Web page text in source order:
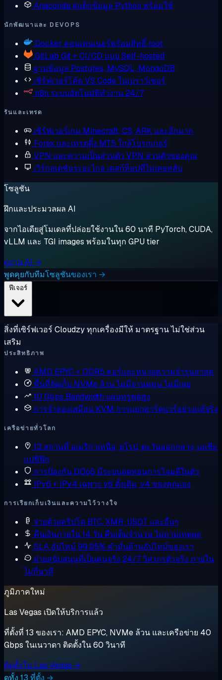
Anaconda สแต็กข้อมูล Python พร้อมใช้
นักพัฒนาและ DEVOPS
Docker คอนเทนเนอร์พร้อมสิทธิ์ root
GitLab Git + CI/CD แบบ Self-hosted
ฐานข้อมูล Postgres, MySQL, MongoDB
เซิร์ฟเวอร์โค้ดVS Code ในเบราว์เซอร์
n8n ระบบอัตโนมัติทำงาน 24/7
รันและเทรด
เซิร์ฟเวอร์เกม Minecraft, CS, ARK และอีกมาก
Forex และเทรดดิ้ง MT5 ใกล้โบรกเกอร์
VPN และความเป็นส่วนตัว VPN ส่วนตัวของคุณ
เวิร์กสเตชันระยะไกล เดสก์ท็อปที่ไม่เคยหลับ
โซลูชัน
ฝึกและประมวลผล AI
จากไอเดียสู่โมเดลที่ปล่อยใช้งานใน 60 นาที PyTorch, CUDA,
vLLM และ TGI images พร้อมในทุก GPU tier
ดูงาน AI →
พูดคุยกับทีมโซลูชันของเรา →
สิ่งที่เซิร์ฟเวอร์ Cloudzy ทุกเครื่องมีให้ มาตรฐาน ไม่ใช่ส่วน
เสริม
ประสิทธิภาพ
AMD EPYC + DDR5 คอร์และหน่วยความจำรุ่นล่าสุด
พื้นที่จัดเก็บ NVMe ล้วนไม่มีจานหมุน ไม่มีเลย
10 Gbps Bandwidth แผนทรูพุตสูง
การจำลองเสมือน KVM การแยกฮาร์ดแวร์อย่างแท้จริง
เครือข่ายทั่วโลก
13 สถานที่ อเมริกาเหนือ, ยุโรป, ตะวันออกกลาง, เอเชีย
แปซิฟิก
การป้องกัน DDoS มีระบบลดทอนการโจมตีในตัว
IPv6 + IPv4 เฉพาะ v6 ดั้งเดิม, v4 ของคุณเอง
การเรียกเก็บเงินและความไว้วางใจ
จ่ายด้วยคริปโต BTC, XMR, USDT และอื่นๆ
คืนเงินภายใน 14 วัน คืนเต็มจำนวน ไม่ถามเหตุผล
SLA อัปไทม์ 99.95% คำมั่นด้านอัปไทม์ของเรา
ฝ่ายสนับสนุนที่เป็นคนจริง 24/7วิศวกรตัวจริง ภายใน
ไม่กี่นาที
ภูมิภาคใหม่
Las Vegas เปิดให้บริการแล้ว
ที่ตั้งที่ 13 ของเรา: AMD EPYC, NVMe ล้วน และเครือข่าย 40
Gbps ในเนวาดา ติดตั้งใน 60 วินาที
ติดตั้งใน Las Vegas →
ดูทั้ง 13 ที่ตั้ง →